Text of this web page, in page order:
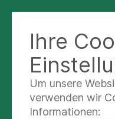
KLINIK NORD -
Ihre
Um unsere
verwenden wir
Informationen: